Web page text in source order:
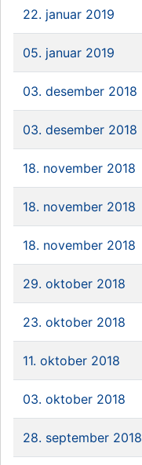
22. januar 2019
05. januar 2019
03. desember 2018
03. desember 2018
18. november 2018
18. november 2018
18. november 2018
29. oktober 2018
23. oktober 2018
11. oktober 2018
03. oktober 2018
28. september 2018